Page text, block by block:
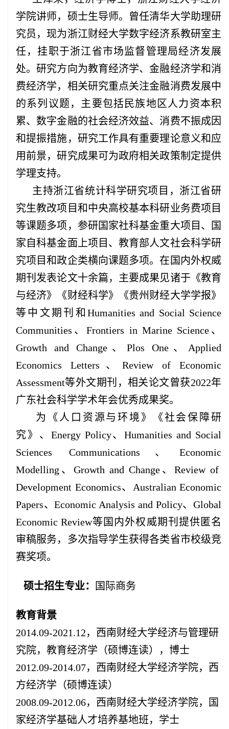
学院讲师，硕士生导师。曾任清华大学助理研
究员，现为浙江财经大学数字经济系教研室主
任，挂职于浙江省市场监督管理局经济发展
处。研究方向为教育经济学、金融经济学和消
费经济学，相关研究重点关注金融消费发展中
的系列议题，主要包括民族地区人力资本积
累、数字金融的社会经济效益、消费不振成因
和提振措施，研究工作具有重要理论意义和应
用前景，研究成果可为政府相关政策制定提供
学理支持。
主持浙江省统计科学研究项目，浙江省研
究生教改项目和中央高校基本科研业务费项目
等课题多项，参研国家社科基金重大项目、国
家自科基金面上项目、教育部人文社会科学研
究项目和政企类横向课题多项。在国内外权威
期刊发表论文十余篇，主要成果见诸于《教育
与经济》《财经科学》《贵州财经大学学报》
等中文期刊和 Humanities and Social Science
Communities、Frontiers in Marine Science、
Growth and Change、Plos One、Applied
Economics Letters、Review of Economic
Assessment等外文期刊，相关论文曾获2022年
广东社会科学学术年会优秀成果奖。
为《人口资源与环境》《社会保障研
究》、 Energy Policy、Humanities and Social
Sciences Communications、Economic
Modelling、Growth and Change、Review of
Development Economics、Australian Economic
Papers、Economic Analysis and Policy、Global
Economic Review等国内外权威期刊提供匿名
审稿服务，多次指导学生获得各类省市校级竞
赛奖项。
硕士招生专业： 国际商务
教育背景
2014.09-2021.12，西南财经大学经济与管理研
究院，教育经济学（硕博连读），博士
2012.09-2014.07，西南财经大学经济学院，西
方经济学（硕博连读）
2008.09-2012.06，西南财经大学经济学院，国
家经济学基础人才培养基地班，学士